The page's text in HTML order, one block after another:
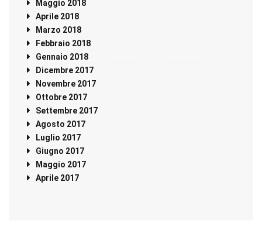
Maggio 2018
Aprile 2018
Marzo 2018
Febbraio 2018
Gennaio 2018
Dicembre 2017
Novembre 2017
Ottobre 2017
Settembre 2017
Agosto 2017
Luglio 2017
Giugno 2017
Maggio 2017
Aprile 2017